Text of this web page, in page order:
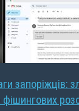
запоріжців: